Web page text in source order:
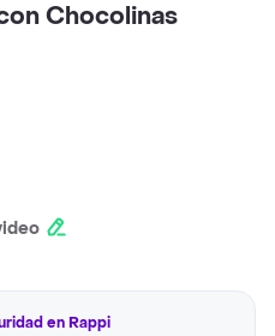
Chocolinas
en Rappi